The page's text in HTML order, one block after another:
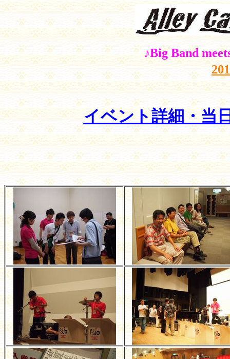
♪Big Band
イベント詳細・当